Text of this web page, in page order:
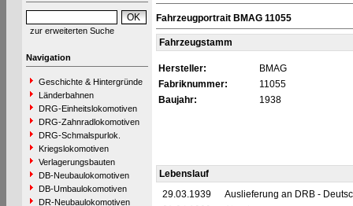
zur erweiterten Suche
Navigation
Geschichte & Hintergründe
Länderbahnen
DRG-Einheitslokomotiven
DRG-Zahnradlokomotiven
DRG-Schmalspurlok.
Kriegslokomotiven
Verlagerungsbauten
DB-Neubaulokomotiven
DB-Umbaulokomotiven
DR-Neubaulokomotiven
Fahrzeugportrait BMAG 11055
Fahrzeugstamm
Hersteller:
BMAG
Fabriknummer:
11055
Baujahr:
1938
Lebenslauf
29.03.1939
Auslieferung an DRB -